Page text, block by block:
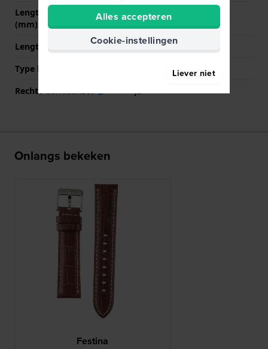
Lengte band op 12 uur
(mm)
80 mm
Lengte band op 6 uur (mm) 120 mm
Type bevestiging
Bandpennen
Rechte bandaanzet
Onlangs bekeken
Festina
Alles accepteren
Cookie-instellingen
Liever niet